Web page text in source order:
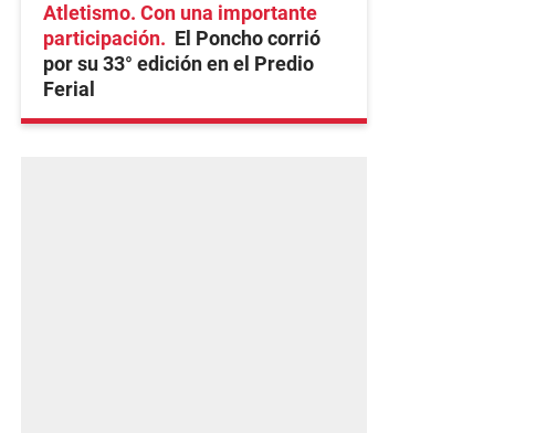
Atletismo. Con una importante
participación
El Poncho corrió
por su 33° edición en el Predio
Ferial